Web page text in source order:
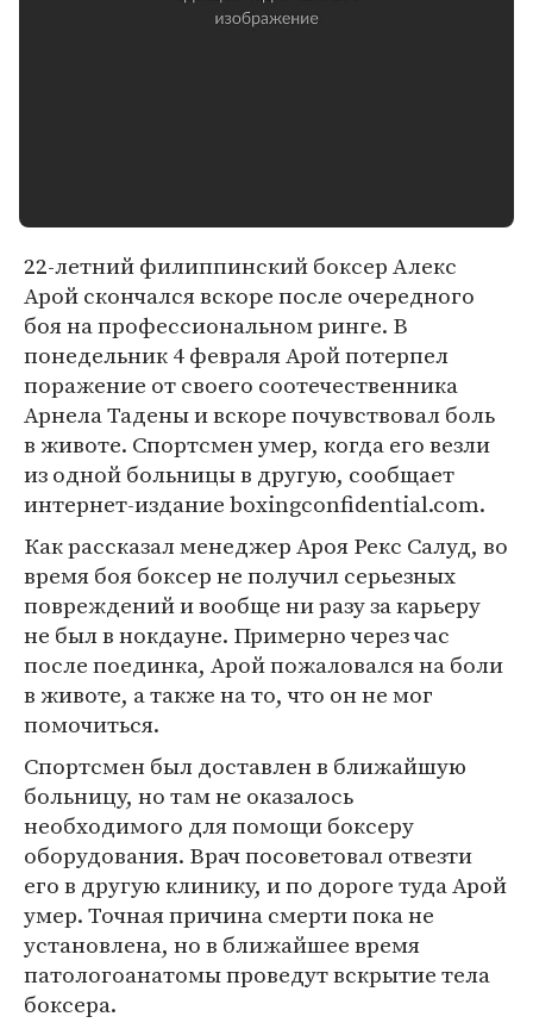
22-летний филиппинский боксер Алекс
Арой скончался вскоре после очередного
боя на профессиональном ринге. В
понедельник 4 февраля Арой потерпел
поражение от своего соотечественника
Арнела Тадены и вскоре почувствовал боль
в животе. Спортсмен умер, когда его везли
из одной больницы в другую, сообщает
интернет-издание boxingconfidential.com.
Как рассказал менеджер Ароя Рекс Салуд, во
время боя боксер не получил серьезных
повреждений и вообще ни разу за карьеру
не был в нокдауне. Примерно через час
после поединка, Арой пожаловался на боли
в животе, а также на то, что он не мог
помочиться.
Спортсмен был доставлен в ближайшую
больницу, но там не оказалось
необходимого для помощи боксеру
оборудования. Врач посоветовал отвезти
его в другую клинику, и по дороге туда Арой
умер. Точная причина смерти пока не
установлена, но в ближайшее время
патологоанатомы проведут вскрытие тела
боксера.